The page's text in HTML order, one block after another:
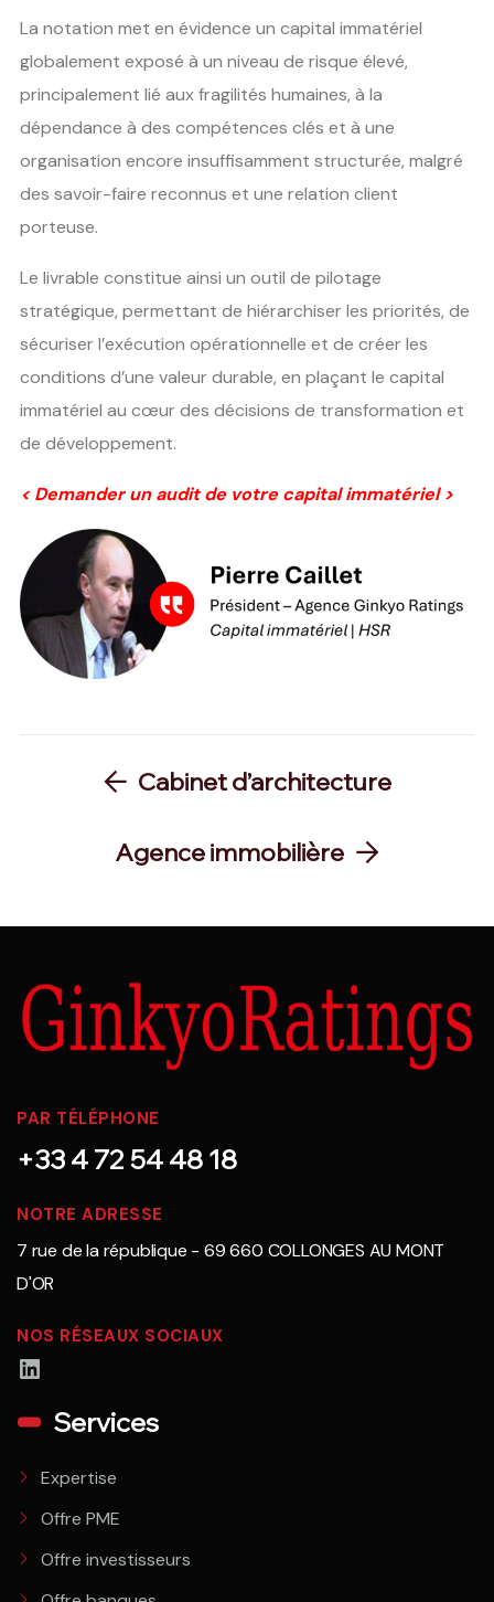
La notation met en évidence un capital immatériel
globalement exposé à un niveau de risque élevé,
principalement lié aux fragilités humaines, à la
dépendance à des compétences clés et à une
organisation encore insuffisamment structurée, malgré
des savoir-faire reconnus et une relation client
porteuse.
Le livrable constitue ainsi un outil de pilotage
stratégique, permettant de hiérarchiser les priorités, de
sécuriser l’exécution opérationnelle et de créer les
conditions d’une valeur durable, en plaçant le capital
immatériel au cœur des décisions de transformation et
de développement.
< Demander un audit de votre capital immatériel >
Cabinet d’architecture
Agence immobilière
PAR TÉLÉPHONE
+33 4 72 54 48 18
NOTRE ADRESSE
7 rue de la république - 69 660 COLLONGES AU MONT
D'OR
NOS RÉSEAUX SOCIAUX
LinkedIn
Services
Expertise
Offre PME
Offre investisseurs